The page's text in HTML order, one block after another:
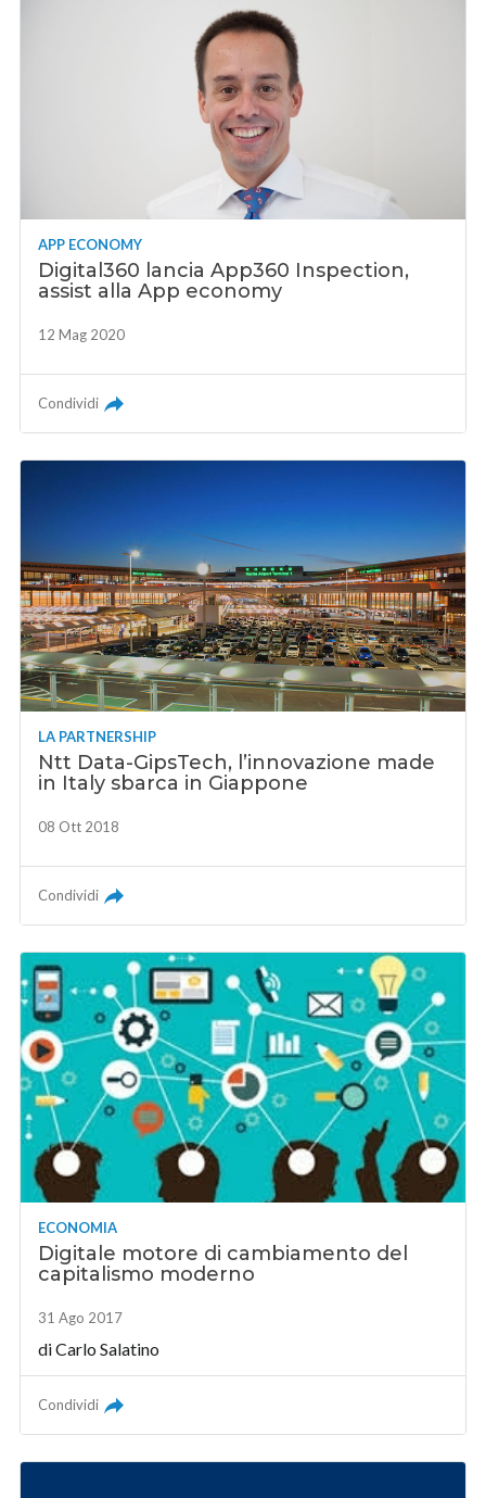
APP ECONOMY
Digital360 lancia App360 Inspection,
assist alla App economy
12 Mag 2020
Condividi
LA PARTNERSHIP
Ntt Data-GipsTech, l’innovazione made
in Italy sbarca in Giappone
08 Ott 2018
Condividi
ECONOMIA
Digitale motore di cambiamento del
capitalismo moderno
31 Ago 2017
di Carlo Salatino
Condividi